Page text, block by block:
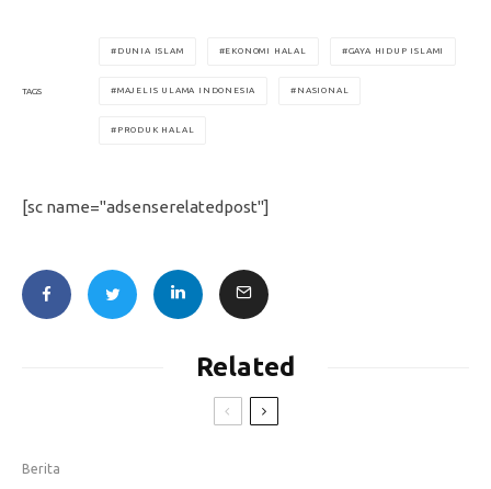
TAGS
DUNIA ISLAM EKONOMI HALAL GAYA HIDUP ISLAMI
MAJELIS ULAMA INDONESIA NASIONAL
PRODUK HALAL
[sc name="adsenserelatedpost"]
Related
Berita